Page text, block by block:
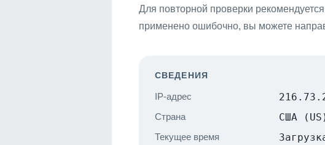
Для повторной проверки
применено ошибочно, вы можете
СВЕДЕНИЯ
IP-адрес
Страна США
Текущее время